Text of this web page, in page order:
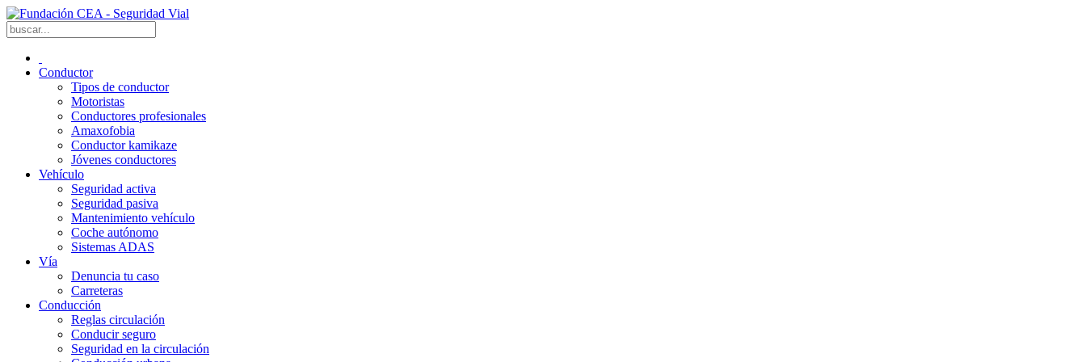
Conductor
Tipos de conductor
Motoristas
Conductores profesionales
Amaxofobia
Conductor kamikaze
Jóvenes conductores
Vehículo
Seguridad activa
Seguridad pasiva
Mantenimiento vehículo
Coche autónomo
Sistemas ADAS
Vía
Denuncia tu caso
Carreteras
Conducción
Reglas circulación
Conducir seguro
Seguridad en la circulación